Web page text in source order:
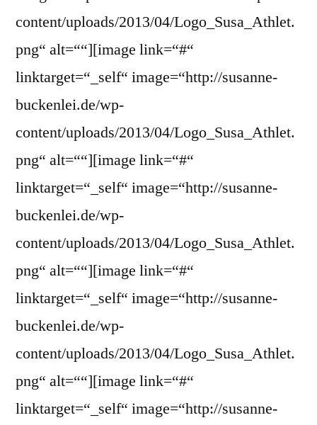
content/uploads/2013/04/Logo_Susa_Athlet.
png“ alt=““][image link=“#“
linktarget=“_self“ image=“http://susanne-
buckenlei.de/wp-
content/uploads/2013/04/Logo_Susa_Athlet.
png“ alt=““][image link=“#“
linktarget=“_self“ image=“http://susanne-
buckenlei.de/wp-
content/uploads/2013/04/Logo_Susa_Athlet.
png“ alt=““][image link=“#“
linktarget=“_self“ image=“http://susanne-
buckenlei.de/wp-
content/uploads/2013/04/Logo_Susa_Athlet.
png“ alt=““][image link=“#“
linktarget=“_self“ image=“http://susanne-